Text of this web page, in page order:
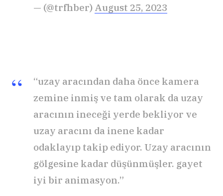
— (@trfhber) August 25, 2023
“uzay aracından daha önce kamera
zemine inmiş ve tam olarak da uzay
aracının ineceği yerde bekliyor ve
uzay aracını da inene kadar
odaklayıp takip ediyor. Uzay aracının
gölgesine kadar düşünmüşler. gayet
iyi bir animasyon.”